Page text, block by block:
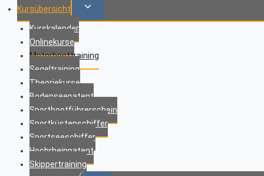
Kursübersicht
Untermenü
umschalten
Kurskalender
Onlinekurse
Motorboottraining
Segeltraining
Theoriekurse
Bodenseepatent
Sportbootführerschein
Sportküstenschiffer
Sportseeschiffer
Hochrheinpatent
Skippertraining